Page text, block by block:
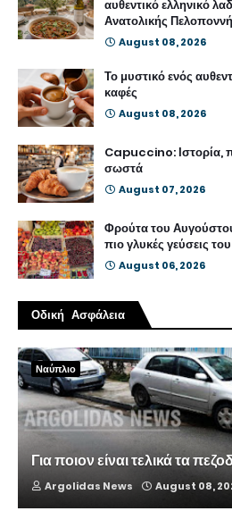
αυθεντικό ελληνικό
Ανατολικής
August 08, 2026
Το μυστικό ενός
καφές
August 08, 2026
Capuccino: Ιστορία,
σωστά
August 07, 2026
Φρούτα του Αυγούστου
πιο γλυκές γεύσεις
August 06, 2026
Οδική Ασφάλεια
Ναύπλιο
Για ποιον είναι τελικά τα
Argolidas News August 08,